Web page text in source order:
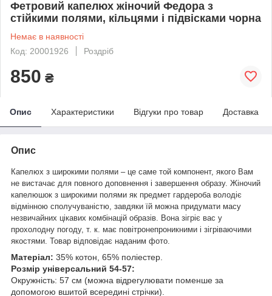
Фетровий капелюх жіночий Федора з
стійкими полями, кільцями і підвісками чорна
Немає в наявності
Код: 20001926
Роздріб
850 ₴
Опис Характеристики Відгуки про товар Доставка
Опис
Капелюх з широкими полями – це саме той компонент, якого Вам
не вистачає для повного доповнення і завершення образу. Жіночий
капелюшок з широкими полями як предмет гардероба володіє
відмінною сполучуваністю, завдяки їй можна придумати масу
незвичайних цікавих комбінацій образів. Вона зігріє вас у
прохолодну погоду, т. к. має повітронепроникними і зігріваючими
якостями. Товар відповідає наданим фото.
Матеріал: 35% котон, 65% поліестер.
Розмір універсальний 54-57:
Окружність: 57 см (можна відрегулювати поменше за
допомогою вшитой всередині стрічки).